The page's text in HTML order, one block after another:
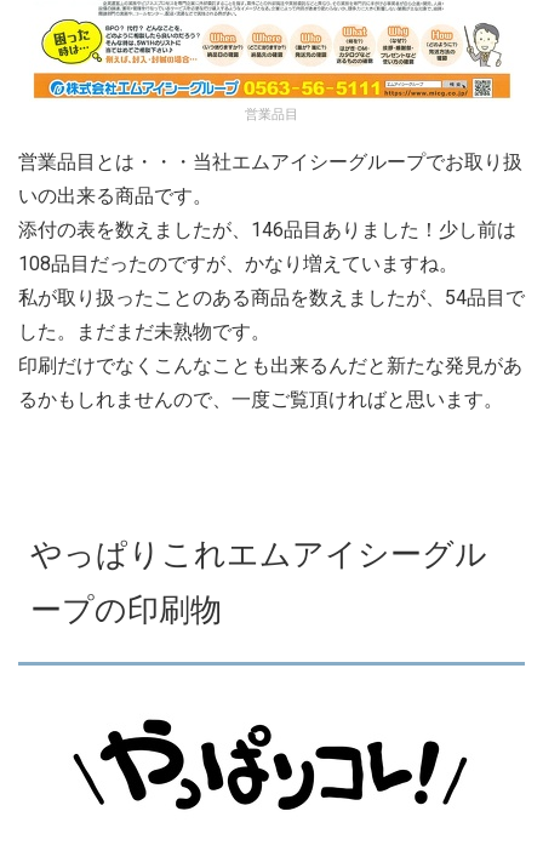
営業品目
営業品目とは・・・当社エムアイシーグループでお取り扱
いの出来る商品です。
添付の表を数えましたが、146品目ありました！少し前は
108品目だったのですが、かなり増えていますね。
私が取り扱ったことのある商品を数えましたが、54品目で
した。まだまだ未熟物です。
印刷だけでなくこんなことも出来るんだと新たな発見があ
るかもしれませんので、一度ご覧頂ければと思います。
やっぱりこれエムアイシーグル
ープの印刷物